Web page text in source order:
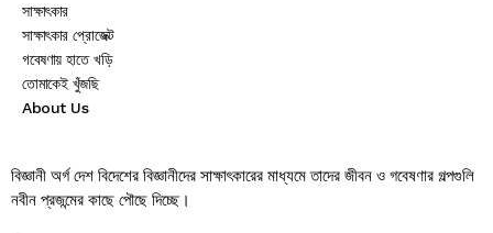
সাক্ষাৎকার
সাক্ষাৎকার প্রোজেক্ট
গবেষণায় হাতে খড়ি
তোমাকেই খুঁজছি
About Us
বিজ্ঞানী অর্গ দেশ বিদেশের বিজ্ঞানীদের সাক্ষাৎকারের মাধ্যমে তাদের জীবন ও গবেষণার গল্পগুলি
নবীন প্রজন্মের কাছে পৌছে দিচ্ছে।